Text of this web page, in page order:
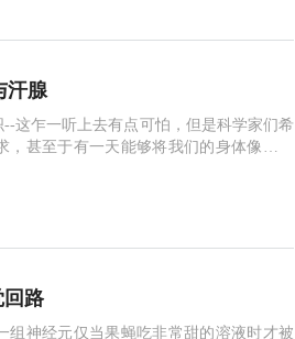
汗腺
这乍一听上去有点可怕，但是科学家们希
甚至于有一天能够将我们的身体像机动
路
组神经元仅当果蝇吃非常甜的溶液时才被